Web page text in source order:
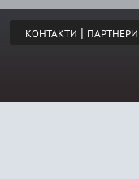
КОНТАКТИ | ПАРТНЕРИ